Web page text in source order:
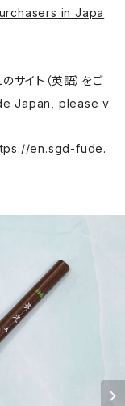
in Japa
サイト（英語）をご
Japan, please v
en.sgd-fude.